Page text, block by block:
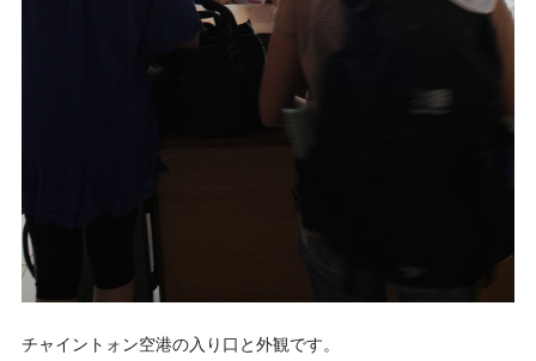
チャイントォン空港の入り口と外観です。